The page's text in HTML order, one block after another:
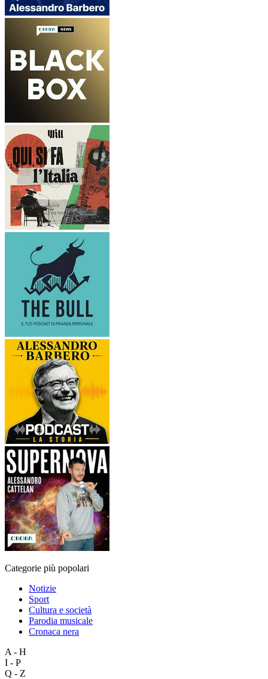
Categorie più popolari
Notizie
Sport
Cultura e società
Parodia musicale
Cronaca nera
A - H
I - P
Q - Z